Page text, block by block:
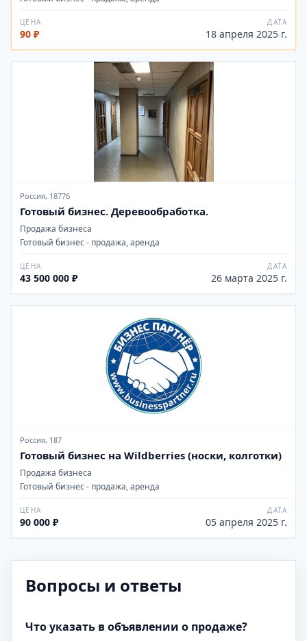
ЦЕНА
90 ₽
ДАТА
18 апреля 2025 г.
Россия, 18776
Готовый бизнес. Деревообработка.
Продажа бизнеса
Готовый бизнес - продажа, аренда
ЦЕНА
43 500 000 ₽
ДАТА
26 марта 2025 г.
Россия, 187
Готовый бизнес на Wildberries (носки, колготки)
Продажа бизнеса
Готовый бизнес - продажа, аренда
ЦЕНА
90 000 ₽
ДАТА
05 апреля 2025 г.
Вопросы и ответы
Что указать в объявлении о продаже?